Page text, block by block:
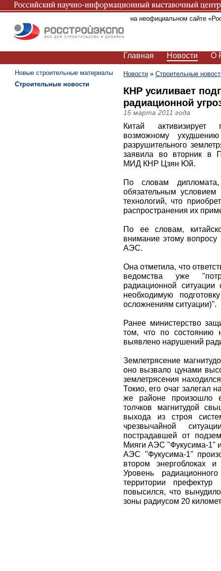
Вы находитесь на неофициальном сайте
Главная Новости О
Новости » Строительные
КНР усиливает
радиационной
15 марта 2011 года
Китай активизирует
возможному
разрушительного
заявила во вторник в
МИД КНР Цзян Юй.
По словам дипломата,
обязательным
технологий, что
распространения их
По ее словам,
внимание этому вопросу
АЭС.
Она отметила, что
ведомства уже
радиационной
необходимую
осложнениям ситуации)".
Ранее министерство
том, что по состоянию
выявлено нарушений
Землетрясение
оно вызвало цунами
землетрясения
Токио, его очаг залегал
же районе произошло
толчков магнитудой
выхода из строя
чрезвычайной
пострадавшей от
Мияги АЭС "Фукусима-1"
АЭС "Фукусима-1"
втором энергоблоках
Уровень
территории
повысился, что
зоны радиусом 20
Новые строительные материалы
Строительные новости